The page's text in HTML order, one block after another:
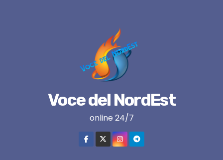
Voce del NordEst
online 24/7